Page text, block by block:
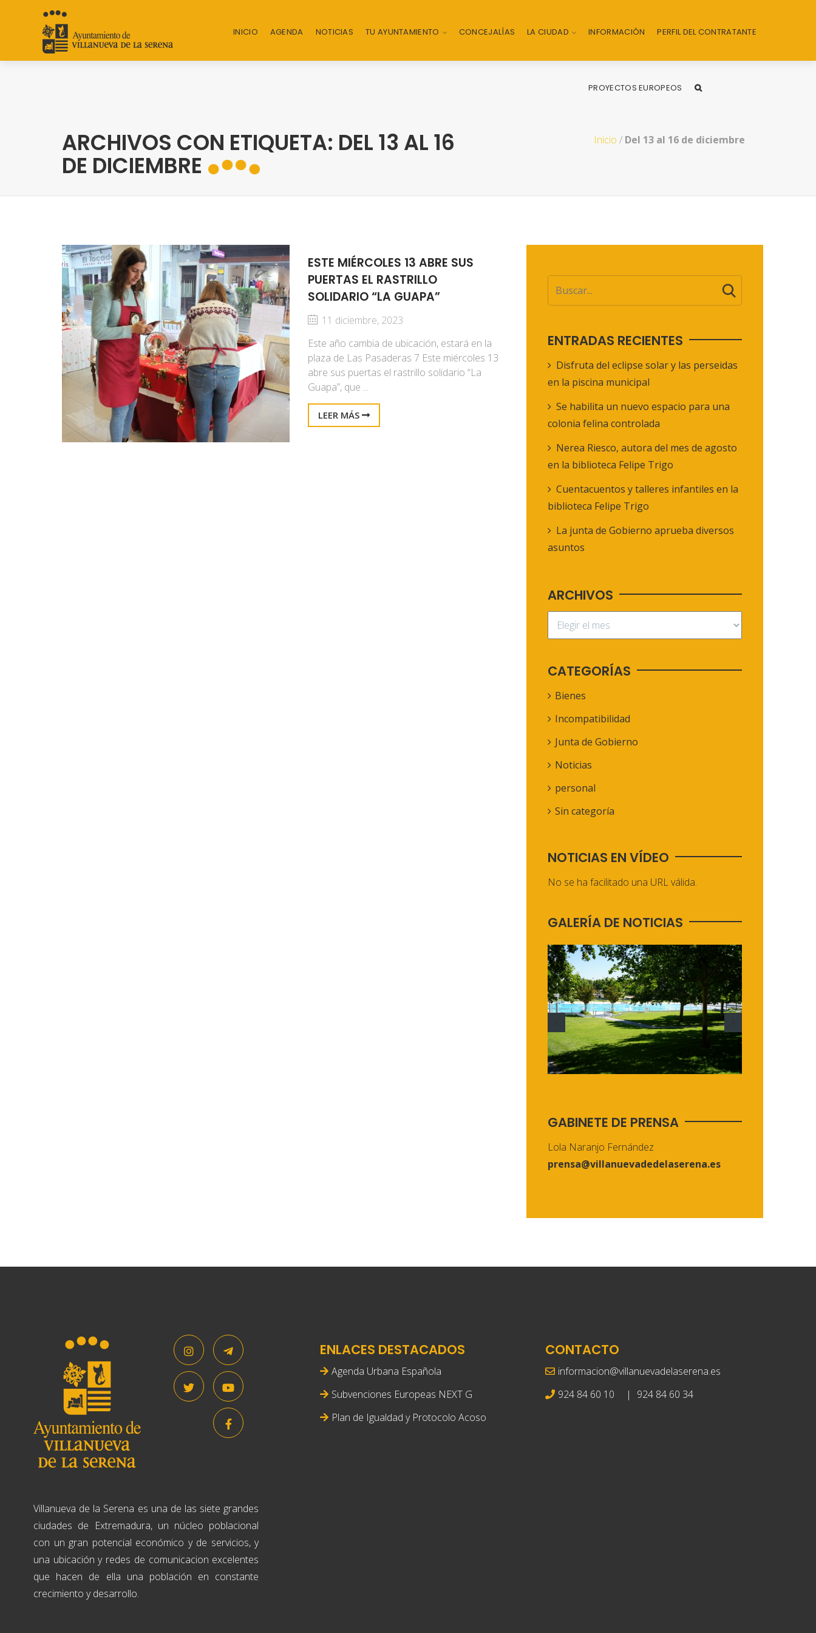
INICIO AGENDA NOTICIAS TU AYUNTAMIENTO CONCEJALÍAS LA CIUDAD INFORMACIÓN PERFIL DEL CONTRATANTE
PROYECTOS EUROPEOS
ARCHIVOS CON ETIQUETA: DEL 13 AL 16
DE DICIEMBRE
Inicio / Del 13 al 16 de diciembre
ESTE MIÉRCOLES 13 ABRE SUS
PUERTAS EL RASTRILLO
SOLIDARIO “LA GUAPA”
11 diciembre, 2023
Este año cambia de ubicación, estará en la
plaza de Las Pasaderas 7 Este miércoles 13
abre sus puertas el rastrillo solidario “La
Guapa”, que ...
LEER MÁS
ENTRADAS RECIENTES
Disfruta del eclipse solar y las perseidas
en la piscina municipal
Se habilita un nuevo espacio para una
colonia felina controlada
Nerea Riesco, autora del mes de agosto
en la biblioteca Felipe Trigo
Cuentacuentos y talleres infantiles en la
biblioteca Felipe Trigo
La junta de Gobierno aprueba diversos
asuntos
ARCHIVOS
CATEGORÍAS
Bienes
Incompatibilidad
Junta de Gobierno
Noticias
personal
Sin categoría
NOTICIAS EN VÍDEO
No se ha facilitado una URL válida.
GALERÍA DE NOTICIAS
GABINETE DE PRENSA
Lola Naranjo Fernández
prensa@villanuevadedelaserena.es
Villanueva de la Serena es una de las siete grandes
ciudades de Extremadura, un núcleo poblacional
con un gran potencial económico y de servicios, y
una ubicación y redes de comunicacion excelentes
que hacen de ella una población en constante
crecimiento y desarrollo.
ENLACES DESTACADOS
Agenda Urbana Española
Subvenciones Europeas NEXT G
Plan de Igualdad y Protocolo Acoso
CONTACTO
informacion@villanuevadelaserena.es
924 84 60 10
| 924 84 60 34